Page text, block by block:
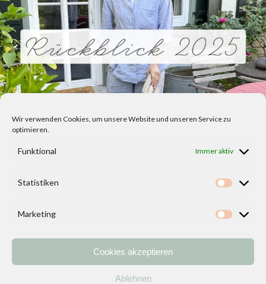
Wir verwenden Cookies, um unsere Website und unseren Service zu
optimieren.
Funktional Immer aktiv
Statistiken
Marketing
Cookies akzeptieren
Ablehnen
Kontakt